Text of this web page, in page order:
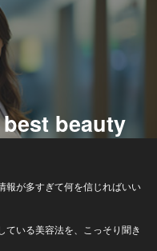
best beauty
報が多すぎて何を信じればいい
ている美容法を、こっそり聞き